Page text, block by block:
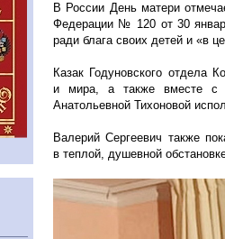
В России День матери
Федерации № 120 от 30
ради блага своих детей и «в
Казак Годуновского отдела
и мира, а также вместе с
Анатольевной Тихоновой
Валерий Сергеевич также
в теплой, душевной